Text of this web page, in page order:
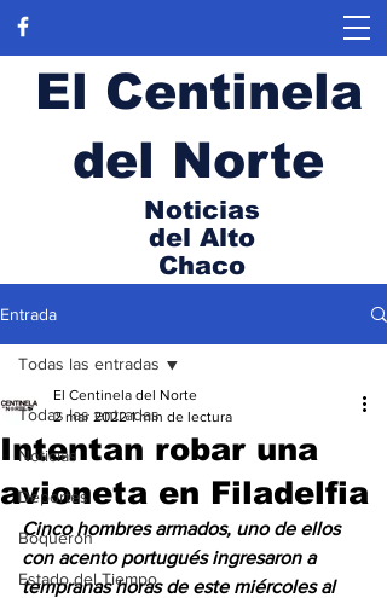
El Centinela
del Norte
Noticias
del Alto
Chaco
Entrada
Todas las entradas
Noticias
Deportes
Boquerón
Estado del Tiempo
Todas las entradas
Intentan robar una
avioneta en Filadelfia
El Centinela del Norte
2 mar 2022 1 min de lectura
Cinco hombres armados, uno de ellos
con acento portugués ingresaron a
tempranas horas de este miércoles al